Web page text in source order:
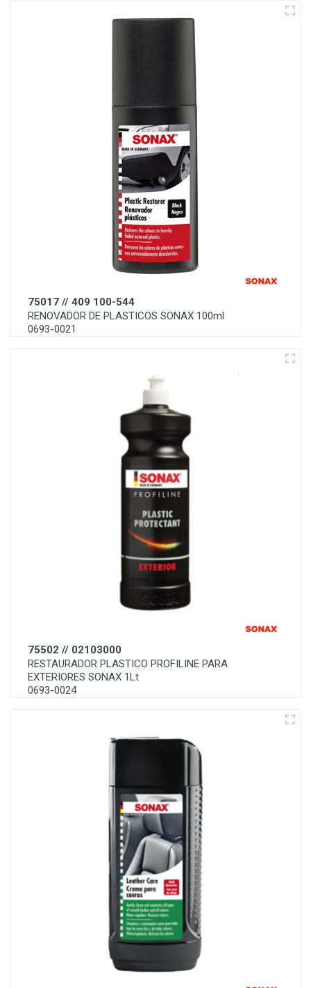
75017 // 409 100-544
RENOVADOR DE PLASTICOS SONAX 100ml
0693-0021
75502 // 02103000
RESTAURADOR PLASTICO PROFILINE PARA
EXTERIORES SONAX 1Lt
0693-0024